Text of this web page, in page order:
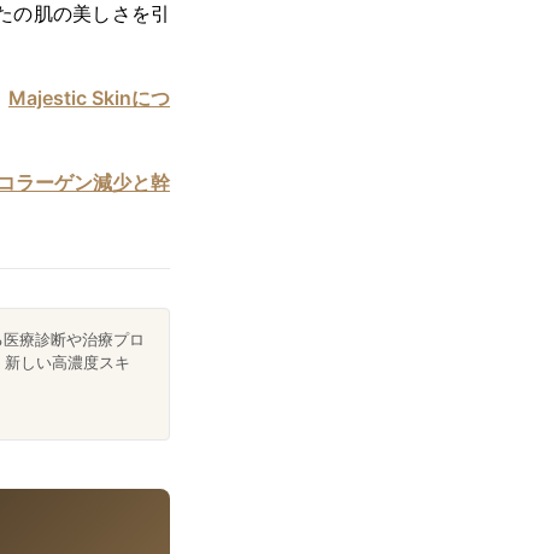
の肌の美しさを引
Majestic Skinにつ
ラーゲン減少と幹
療診断や治療プロ
しい高濃度スキ